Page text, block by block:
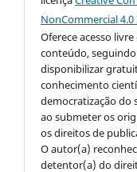
NonCommercial
Oferece acesso
conteúdo,
disponibilizar
conhecimento
democratização do
ao submeter os
os direitos de
O autor(a)
detentor(a) do